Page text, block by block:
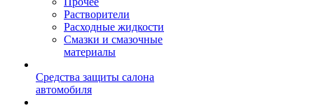
Растворители
Расходные жидкости
Смазки и смазочные
материалы
Средства защиты салона
автомобиля